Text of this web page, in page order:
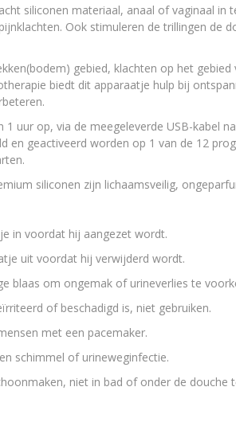
siliconen materiaal, anaal of vaginaal
Ook stimuleren de trillingen de
gebied, klachten op het
biedt dit apparaatje hulp bij
1 uur op, via de meegeleverde USB-kabel
en geactiveerd worden op 1 van de 12
siliconen zijn lichaamsveilig,
in voordat hij aangezet wordt.
uit voordat hij verwijderd wordt.
blaas om ongemak of urineverlies te
of beschadigd is, niet gebruiken.
met een pacemaker.
schimmel of urineweginfectie.
niet in bad of onder de douche